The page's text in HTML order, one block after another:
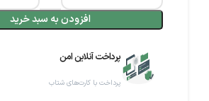
افزودن به سبد خرید
پرداخت آنلاین امن
پرداخت با کارت‌های شتاب